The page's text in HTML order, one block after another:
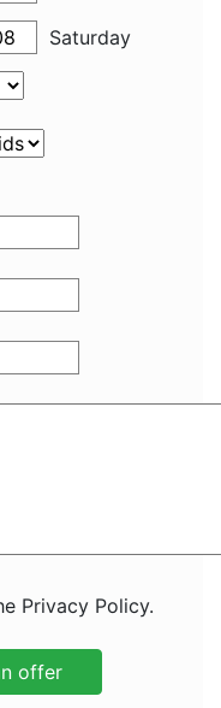
Saturday
Privacy Policy.